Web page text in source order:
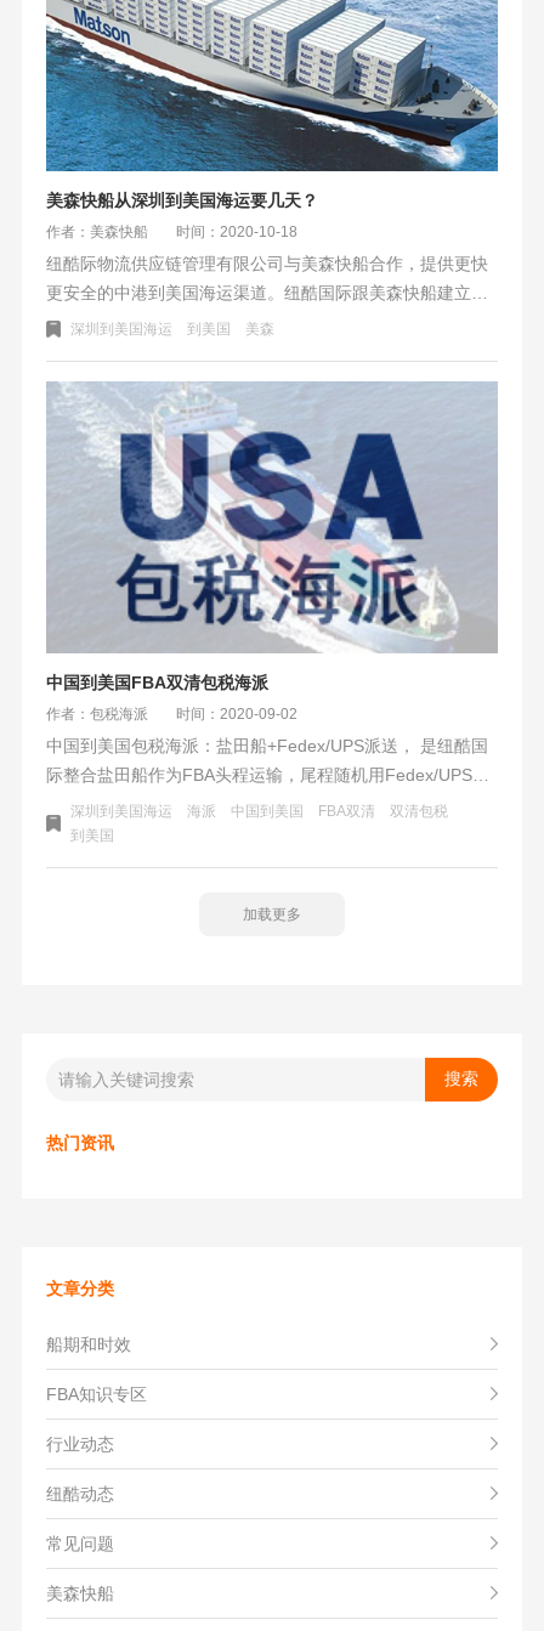
美森快船从深圳到美国海运要几天？
作者：美森快船 时间：2020-10-18
纽酷际物流供应链管理有限公司与美森快船合作，提供更快
更安全的中港到美国海运渠道。纽酷国际跟美森快船建立了
良好的合作关系，基本上有柜子可以装货的哦，不要担心货
后，法定期限是：8-10自然日可以到达西部的长滩港(长
滩)，再加上抽取和运送到当地FBA仓库的整个过程，美西3
大仓ONT8\LGB8\LAX9 是15个自然日
深圳到美国海运 到美国 美森
中国到美国FBA双清包税海派
作者：包税海派 时间：2020-09-02
中国到美国包税海派：盐田船+Fedex/UPS派送， 是纽酷国
际整合盐田船作为FBA头程运输，尾程随机用Fedex/UPS派
送到美国各个FBA仓的综合物流服务渠道。
深圳到美国海运 海派 中国到美国 FBA双清
双清包税
到美国
加载更多
热门资讯
文章分类
船期和时效
FBA知识专区
行业动态
纽酷动态
常见问题
美森快船